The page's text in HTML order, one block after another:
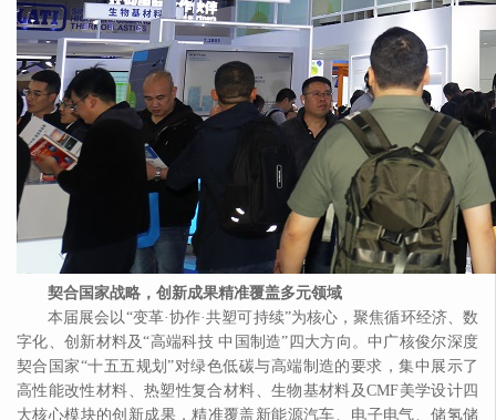
契合国家战略，创新成果精准覆盖多元领域
本届展会以 “变革·协作·共塑可持续”为核心，聚焦循环经济、数
字化、创新材料及“高端科技 中国制造”四大方向。中广核俊尔深度
契合国家“十五五规划”对绿色低碳与高端制造的要求，集中展示了
高性能改性材料、热塑性复合材料、生物基材料及CMF美学设计四
大核心模块的创新成果，精准覆盖新能源汽车、电子电气、储氢储